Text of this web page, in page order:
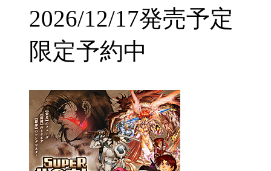
2026/12/17発売予定
限定予約中